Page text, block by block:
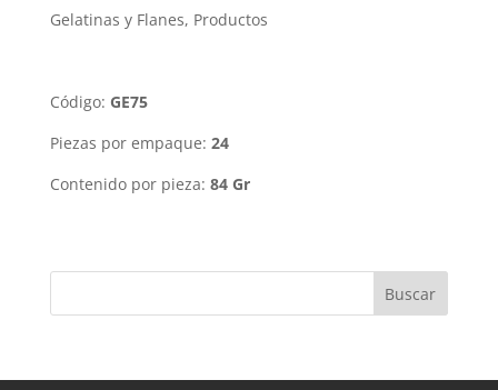
Gelatinas y Flanes, Productos
Código: GE75
Piezas por empaque: 24
Contenido por pieza: 84 Gr